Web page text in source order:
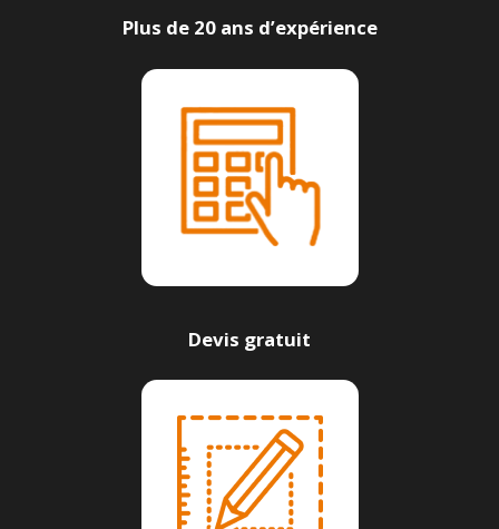
Plus de 20 ans d’expérience
Devis gratuit